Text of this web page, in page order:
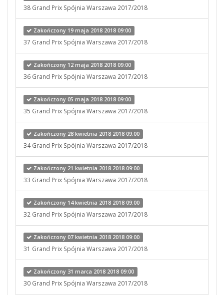
38 Grand Prix Spójnia Warszawa 2017/2018
Zakończony 19 maja 2018 2018 09:00
37 Grand Prix Spójnia Warszawa 2017/2018
Zakończony 12 maja 2018 2018 09:00
36 Grand Prix Spójnia Warszawa 2017/2018
Zakończony 05 maja 2018 2018 09:00
35 Grand Prix Spójnia Warszawa 2017/2018
Zakończony 28 kwietnia 2018 2018 09:00
34 Grand Prix Spójnia Warszawa 2017/2018
Zakończony 21 kwietnia 2018 2018 09:00
33 Grand Prix Spójnia Warszawa 2017/2018
Zakończony 14 kwietnia 2018 2018 09:00
32 Grand Prix Spójnia Warszawa 2017/2018
Zakończony 07 kwietnia 2018 2018 09:00
31 Grand Prix Spójnia Warszawa 2017/2018
Zakończony 31 marca 2018 2018 09:00
30 Grand Prix Spójnia Warszawa 2017/2018